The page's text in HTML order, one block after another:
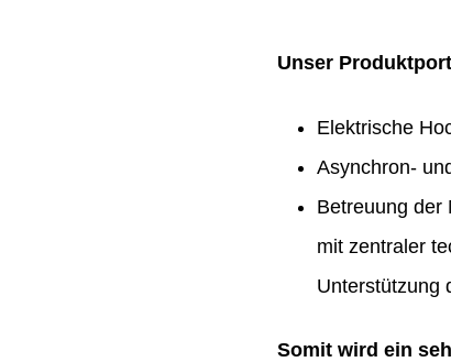
Unser
Elektrische
Asynchron-
Betreuung der
mit zentraler
Unterstützung
Somit wird ein